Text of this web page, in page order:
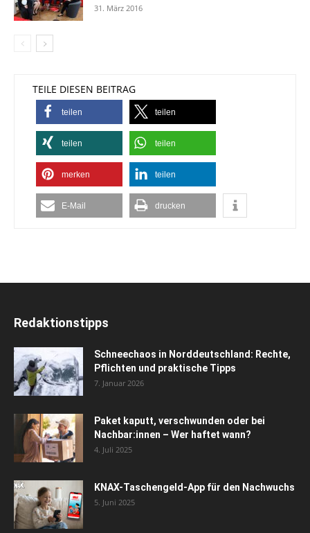
31. März 2016
TEILE DIESEN BEITRAG
teilen teilen
teilen teilen
merken teilen
E-Mail drucken
Redaktionstipps
Schneechaos in Norddeutschland: Rechte,
Pflichten und praktische Tipps
7. Januar 2026
Paket kaputt, verschwunden oder bei
Nachbar:innen – Wer haftet wann?
4. Juli 2025
KNAX-Taschengeld-App für den Nachwuchs
5. Juni 2025